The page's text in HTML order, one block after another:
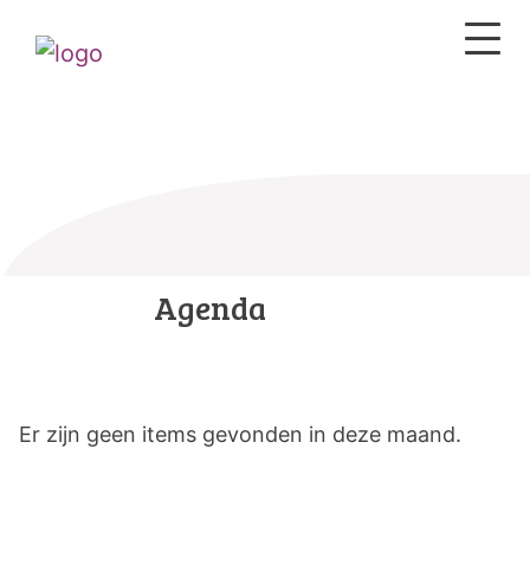
Agenda
Er zijn geen items gevonden in deze maand.